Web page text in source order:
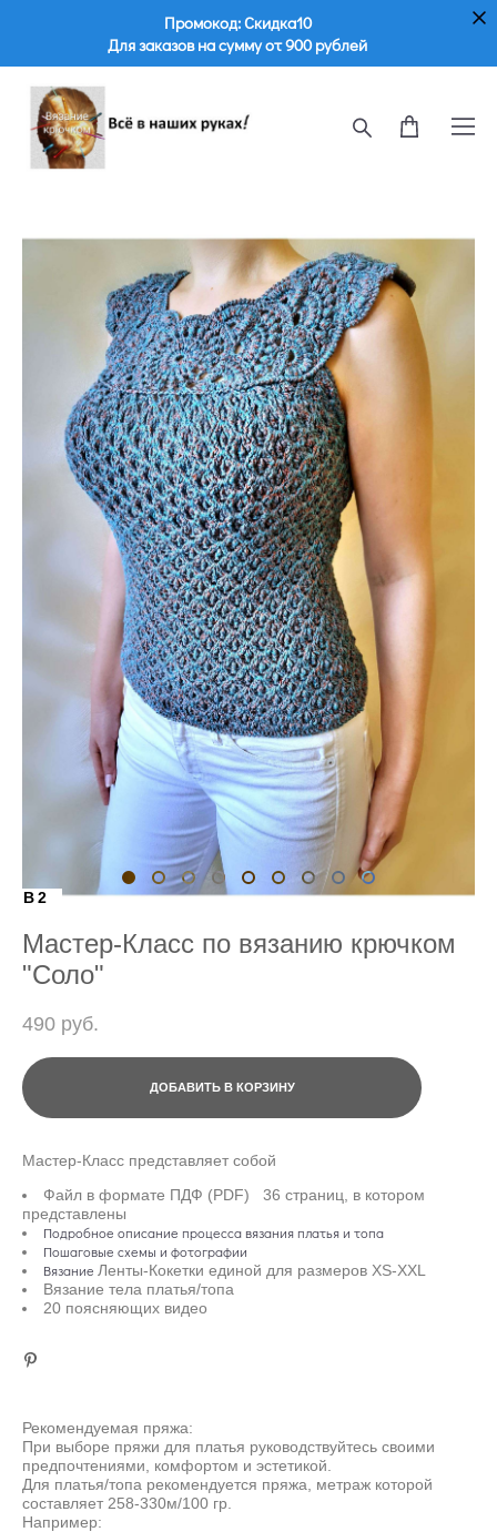
Промокод: Скидка10
Для заказов на сумму от 900 рублей
B2
Мастер-Класс по вязанию крючком
"Соло"
490 pуб.
ДОБАВИТЬ В КОРЗИНУ
Мастер-Класс представляет собой
Файл в формате ПДФ (PDF) 36 страниц, в котором
представлены
Подробное описание процесса вязания платья и топа
Пошаговые схемы и фотографии
Вязание Ленты-Кокетки единой для размеров XS-XXL
Вязание тела платья/топа
20 поясняющих видео
Рекомендуемая пряжа:
При выборе пряжи для платья руководствуйтесь своими
предпочтениями, комфортом и эстетикой.
Для платья/топа рекомендуется пряжа, метраж которой
составляет 258-330м/100 гр.
Например: